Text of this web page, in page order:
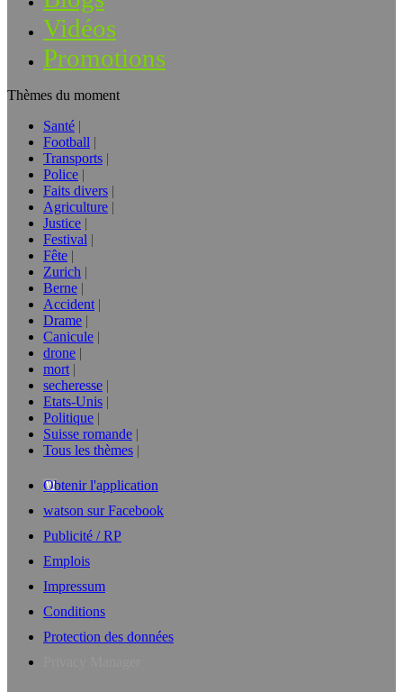
Vidéos
Promotions
Thèmes du moment
Santé
Football
Transports
Police
Faits divers
Agriculture
Justice
Festival
Fête
Zurich
Berne
Accident
Drame
Canicule
drone
mort
secheresse
Etats-Unis
Politique
Suisse romande
Tous les thèmes
Obtenir l'application
watson sur Facebook
Publicité / RP
Emplois
Impressum
Conditions
Protection des données